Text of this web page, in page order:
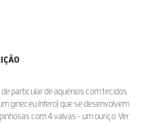
particular de aquénios com tecidos
gineceu ínfero) que se desenvolvem
com 4 valvas - um ouriço. Ver